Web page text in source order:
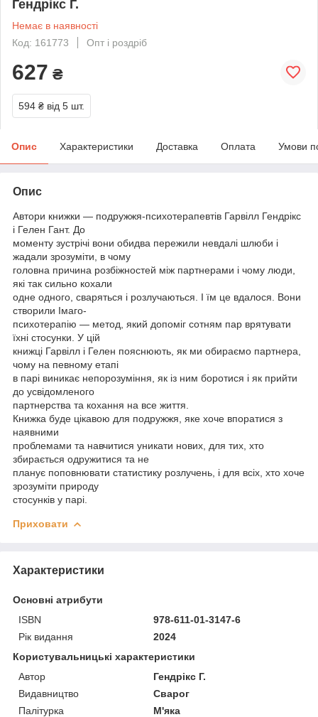
Гендрікс Г.
Немає в наявності
Код: 161773
Опт і роздріб
627 ₴
594 ₴ від 5 шт.
Опис Характеристики Доставка Оплата Умови
Опис
Автори книжки — подружжя-психотерапевтів Гарвілл Гендрікс
і Гелен Гант. До
моменту зустрічі вони обидва пережили невдалі шлюби і
жадали зрозуміти, в чому
головна причина розбіжностей між партнерами і чому люди,
які так сильно кохали
одне одного, сваряться і розлучаються. І їм це вдалося. Вони
створили Імаго-
психотерапію — метод, який допоміг сотням пар врятувати
їхні стосунки. У цій
книжці Гарвілл і Гелен пояснюють, як ми обираємо партнера,
чому на певному етапі
в парі виникає непорозуміння, як із ним боротися і як прийти
до усвідомленого
партнерства та кохання на все життя.
Книжка буде цікавою для подружжя, яке хоче впоратися з
наявними
проблемами та навчитися уникати нових, для тих, хто
збирається одружитися та не
планує поповнювати статистику розлучень, і для всіх, хто хоче
зрозуміти природу
стосунків у парі.
Приховати
Характеристики
Основні атрибути
ISBN
978-611-01-3147-6
Рік видання
2024
Користувальницькі характеристики
Автор
Гендрікс Г.
Видавництво
Сварог
Палітурка
М'яка